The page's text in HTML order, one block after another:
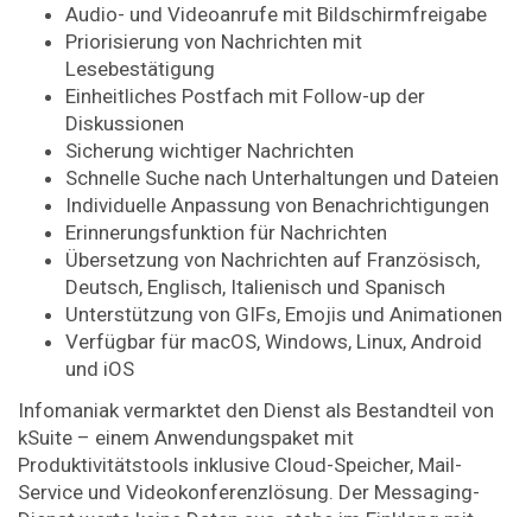
Audio- und Videoanrufe mit Bildschirmfreigabe
Priorisierung von Nachrichten mit
Lesebestätigung
Einheitliches Postfach mit Follow-up der
Diskussionen
Sicherung wichtiger Nachrichten
Schnelle Suche nach Unterhaltungen und Dateien
Individuelle Anpassung von Benachrichtigungen
Erinnerungsfunktion für Nachrichten
Übersetzung von Nachrichten auf Französisch,
Deutsch, Englisch, Italienisch und Spanisch
Unterstützung von GIFs, Emojis und Animationen
Verfügbar für macOS, Windows, Linux, Android
und iOS
Infomaniak vermarktet den Dienst als Bestandteil von
kSuite – einem Anwendungspaket mit
Produktivitätstools inklusive Cloud-Speicher, Mail-
Service und Videokonferenzlösung. Der Messaging-